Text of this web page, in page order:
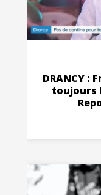
DRANCY :
toujours